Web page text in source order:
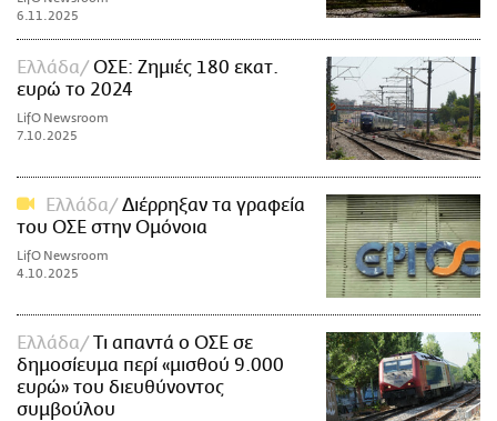
6.11.2025
Ελλάδα
ΟΣΕ: Ζημιές 180 εκατ.
ευρώ το 2024
LifO Newsroom
7.10.2025
Ελλάδα
Διέρρηξαν τα γραφεία
του ΟΣΕ στην Ομόνοια
LifO Newsroom
4.10.2025
Ελλάδα
Τι απαντά ο ΟΣΕ σε
δημοσίευμα περί «μισθού 9.000
ευρώ» του διευθύνοντος
συμβούλου